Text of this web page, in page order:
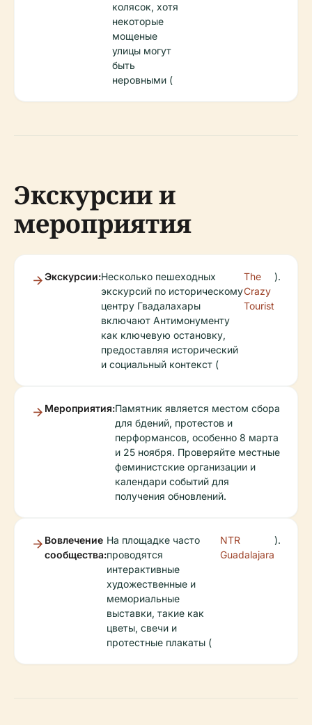
колясок, хотя
некоторые
мощеные
улицы могут
быть
неровными (
Экскурсии и
мероприятия
Экскурсии:Несколько пешеходных
экскурсий по историческому
центру Гвадалахары
включают Антимонументу
как ключевую остановку,
предоставляя исторический
и социальный контекст (
The
Crazy
Tourist
).
Мероприятия:Памятник является местом сбора
для бдений, протестов и
перформансов, особенно 8 марта
и 25 ноября. Проверяйте местные
феминистские организации и
календари событий для
получения обновлений.
Вовлечение
сообщества:
На площадке часто
проводятся
интерактивные
художественные и
мемориальные
выставки, такие как
цветы, свечи и
протестные плакаты (
NTR
Guadalajara
).